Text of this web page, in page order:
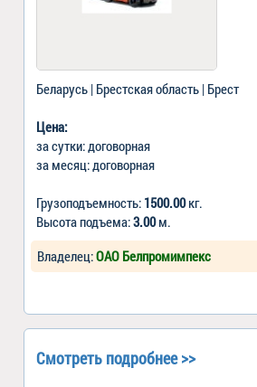
Беларусь | Брестская область | Брест
Цена:
за сутки: договорная
за месяц: договорная
Грузоподъемность: 1500.00кг.
Высота подъема:3.00м.
Владелец:ОАО Белпромимпекс
Смотреть подробнее >>